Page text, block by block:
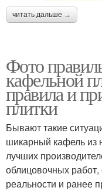
читать дальше →
Фото
кафельной
правила и
плитки
Бывают такие
шикарный кафель из
лучших
облицовочных
реальности и ранее